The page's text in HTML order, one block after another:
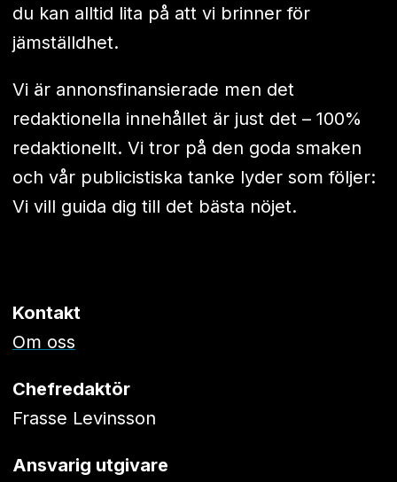
du kan alltid lita på att vi brinner för
jämställdhet.
Vi är annonsfinansierade men det
redaktionella innehållet är just det – 100%
redaktionellt. Vi tror på den goda smaken
och vår publicistiska tanke lyder som följer:
Vi vill guida dig till det bästa nöjet.
Kontakt
Om oss
Chefredaktör
Frasse Levinsson
Ansvarig utgivare